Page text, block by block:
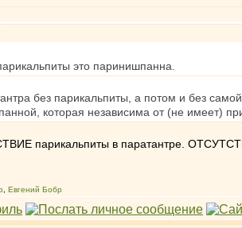
это паринишпанна.
без парикальпиты, а потом и без
которая независима от (не имеет)
парикальпиты в паратантре.
Евгений Бобр